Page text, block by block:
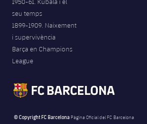
seu temps
1899-1909. Naixement
i supervivència
Barça en Champions
League
© Copyright FC Barcelona Pàgina Oficial del FC Barcelona